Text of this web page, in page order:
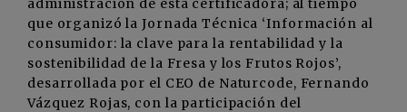
que organizó la Jornada Técnica ‘Información al
consumidor: la clave para la rentabilidad y la
sostenibilidad de la Fresa y los Frutos Rojos’,
desarrollada por el CEO de Naturcode, Fernando
Vázquez Rojas, con la participación del